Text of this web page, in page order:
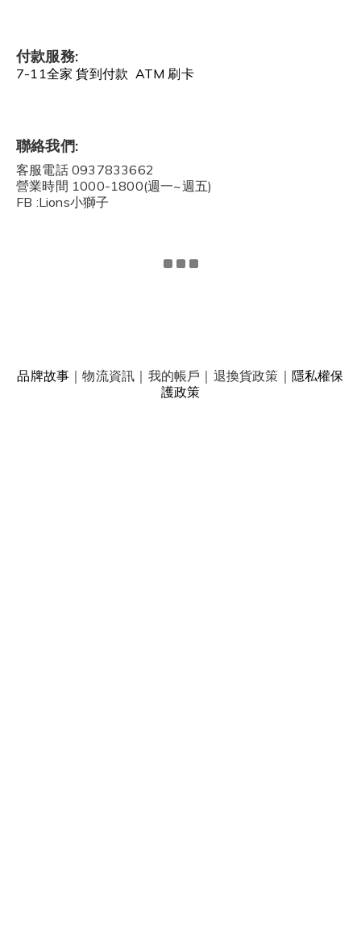
付款服務:
7-11全家 貨到付款 ATM 刷卡
聯絡我們:
客服電話 0937833662
營業時間 1000-1800(週一~週五)
FB :Lions小獅子
品牌故事 ｜物流資訊 ｜ 我的帳戶 ｜ 退換貨政策 ｜ 隱私權保
護政策